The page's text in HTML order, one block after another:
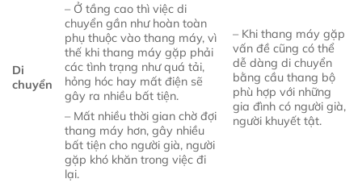
Di
chuyển
– Ở tầng cao thì việc di
chuyển gần như hoàn toàn
phụ thuộc vào thang máy, vì
thế khi thang máy gặp phải
các tình trạng như quá tải,
hỏng hóc hay mất điện sẽ
gây ra nhiều bất tiện.
– Mất nhiều thời gian chờ đợi
thang máy hơn, gây nhiều
bất tiện cho người già, người
gặp khó khăn trong việc đi
lại.
– Khi thang máy gặp
vấn đề cũng có thể
dễ dàng di chuyển
bằng cầu thang bộ
phù hợp với những
gia đình có người già,
người khuyết tật.